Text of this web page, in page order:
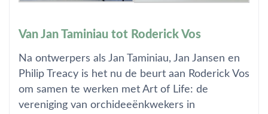
Van Jan Taminiau tot Roderick Vos
Na ontwerpers als Jan Taminiau, Jan Jansen en
Philip Treacy is het nu de beurt aan Roderick Vos
om samen te werken met Art of Life: de
vereniging van orchideeënkwekers in